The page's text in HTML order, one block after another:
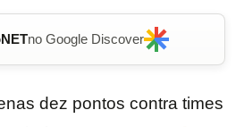
no Google Discover
dez pontos contra times